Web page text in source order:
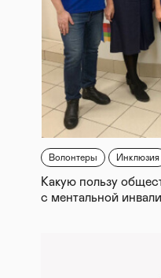
Волонтеры Инклюзия
Какую пользу
с ментальной